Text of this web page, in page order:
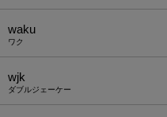
waku
ワク
wjk
ダブルジェーケー